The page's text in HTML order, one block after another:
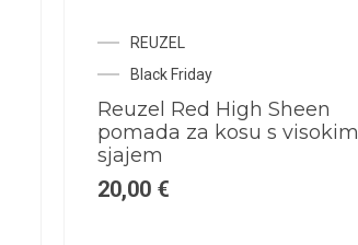
REUZEL
Black Friday
Reuzel Red High Sheen
pomada za kosu s visokim
sjajem
20,00 €